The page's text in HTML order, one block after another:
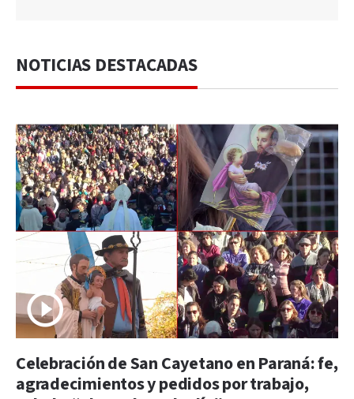
NOTICIAS DESTACADAS
Celebración de San Cayetano en Paraná: fe,
agradecimientos y pedidos por trabajo,